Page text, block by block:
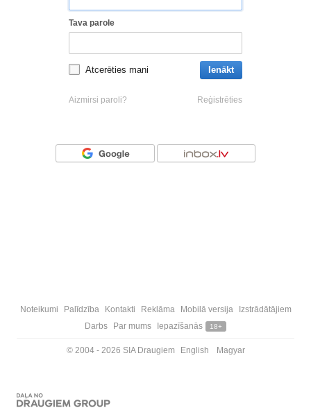
Tava parole
Atcerēties mani Ienākt
Aizmirsi paroli? Reģistrēties
Noteikumi Palīdzība Kontakti Reklāma Mobilā versija
Izstrādātājiem
Darbs
Par mums Iepazīšanās 18+
© 2004 - 2026 SIA Draugiem English Magyar